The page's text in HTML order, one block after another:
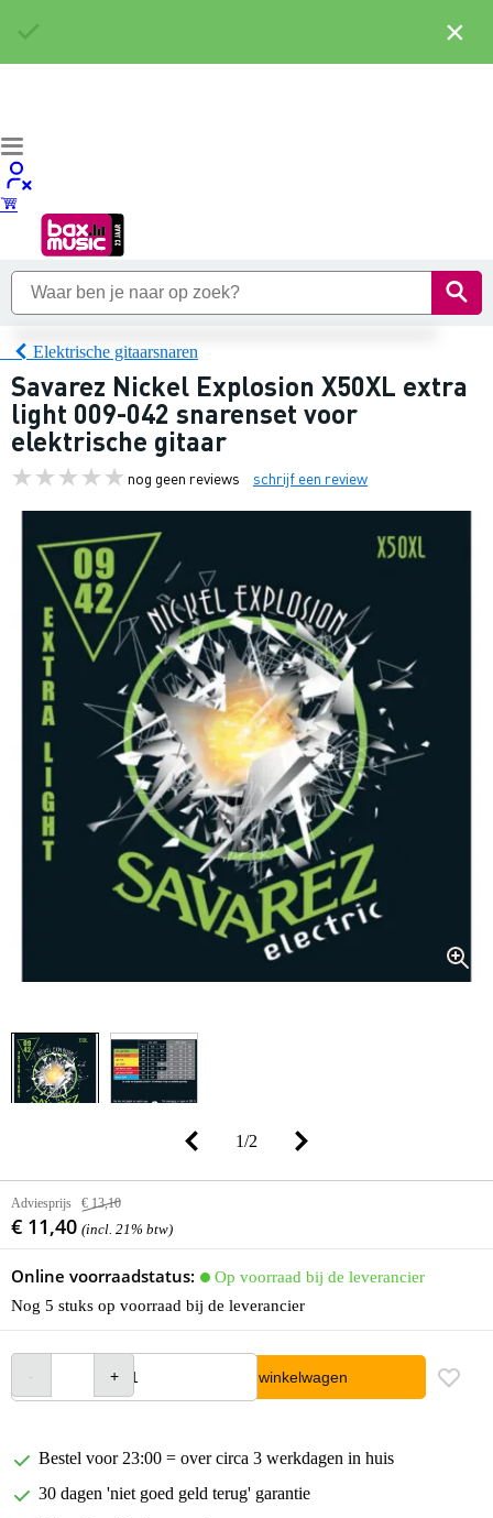
Elektrische gitaarsnaren
Savarez Nickel Explosion X50XL extra
light 009-042 snarenset voor
elektrische gitaar
nog geen reviews schrijf een review
1/2
Adviesprijs € 13,10
€ 11,40 (incl. 21% btw)
Online voorraadstatus:
Op voorraad bij de leverancier
Nog 5 stuks op voorraad bij de leverancier
In winkelwagen
Bestel voor 23:00 = over circa 3 werkdagen in huis
30 dagen 'niet goed geld terug' garantie
×